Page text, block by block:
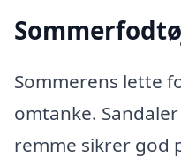
Sommerens lette
omtanke.
remme sikrer god